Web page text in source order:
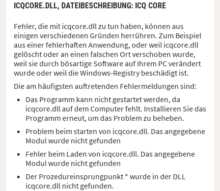
ICQCORE.DLL, DATEIBESCHREIBUNG: ICQ CORE
Fehler, die mit icqcore.dll zu tun haben, können aus
einigen verschiedenen Gründen herrühren. Zum Beispiel
aus einer fehlerhaften Anwendung, oder weil icqcore.dll
gelöscht oder an einen falschen Ort verschoben wurde,
weil sie durch bösartige Software auf Ihrem PC verändert
wurde oder weil die Windows-Registry beschädigt ist.
Die am häufigsten auftretenden Fehlermeldungen sind:
Das Programm kann nicht gestartet werden, da
icqcore.dll auf dem Computer fehlt. Installieren Sie das
Programm erneut, um das Problem zu beheben.
Problem beim starten von icqcore.dll. Das angegebene
Modul wurde nicht gefunden
Fehler beim Laden von icqcore.dll. Das angegebene
Modul wurde nicht gefunden
Der Prozedureinsprungpunkt * wurde in der DLL
icqcore.dll nicht gefunden.